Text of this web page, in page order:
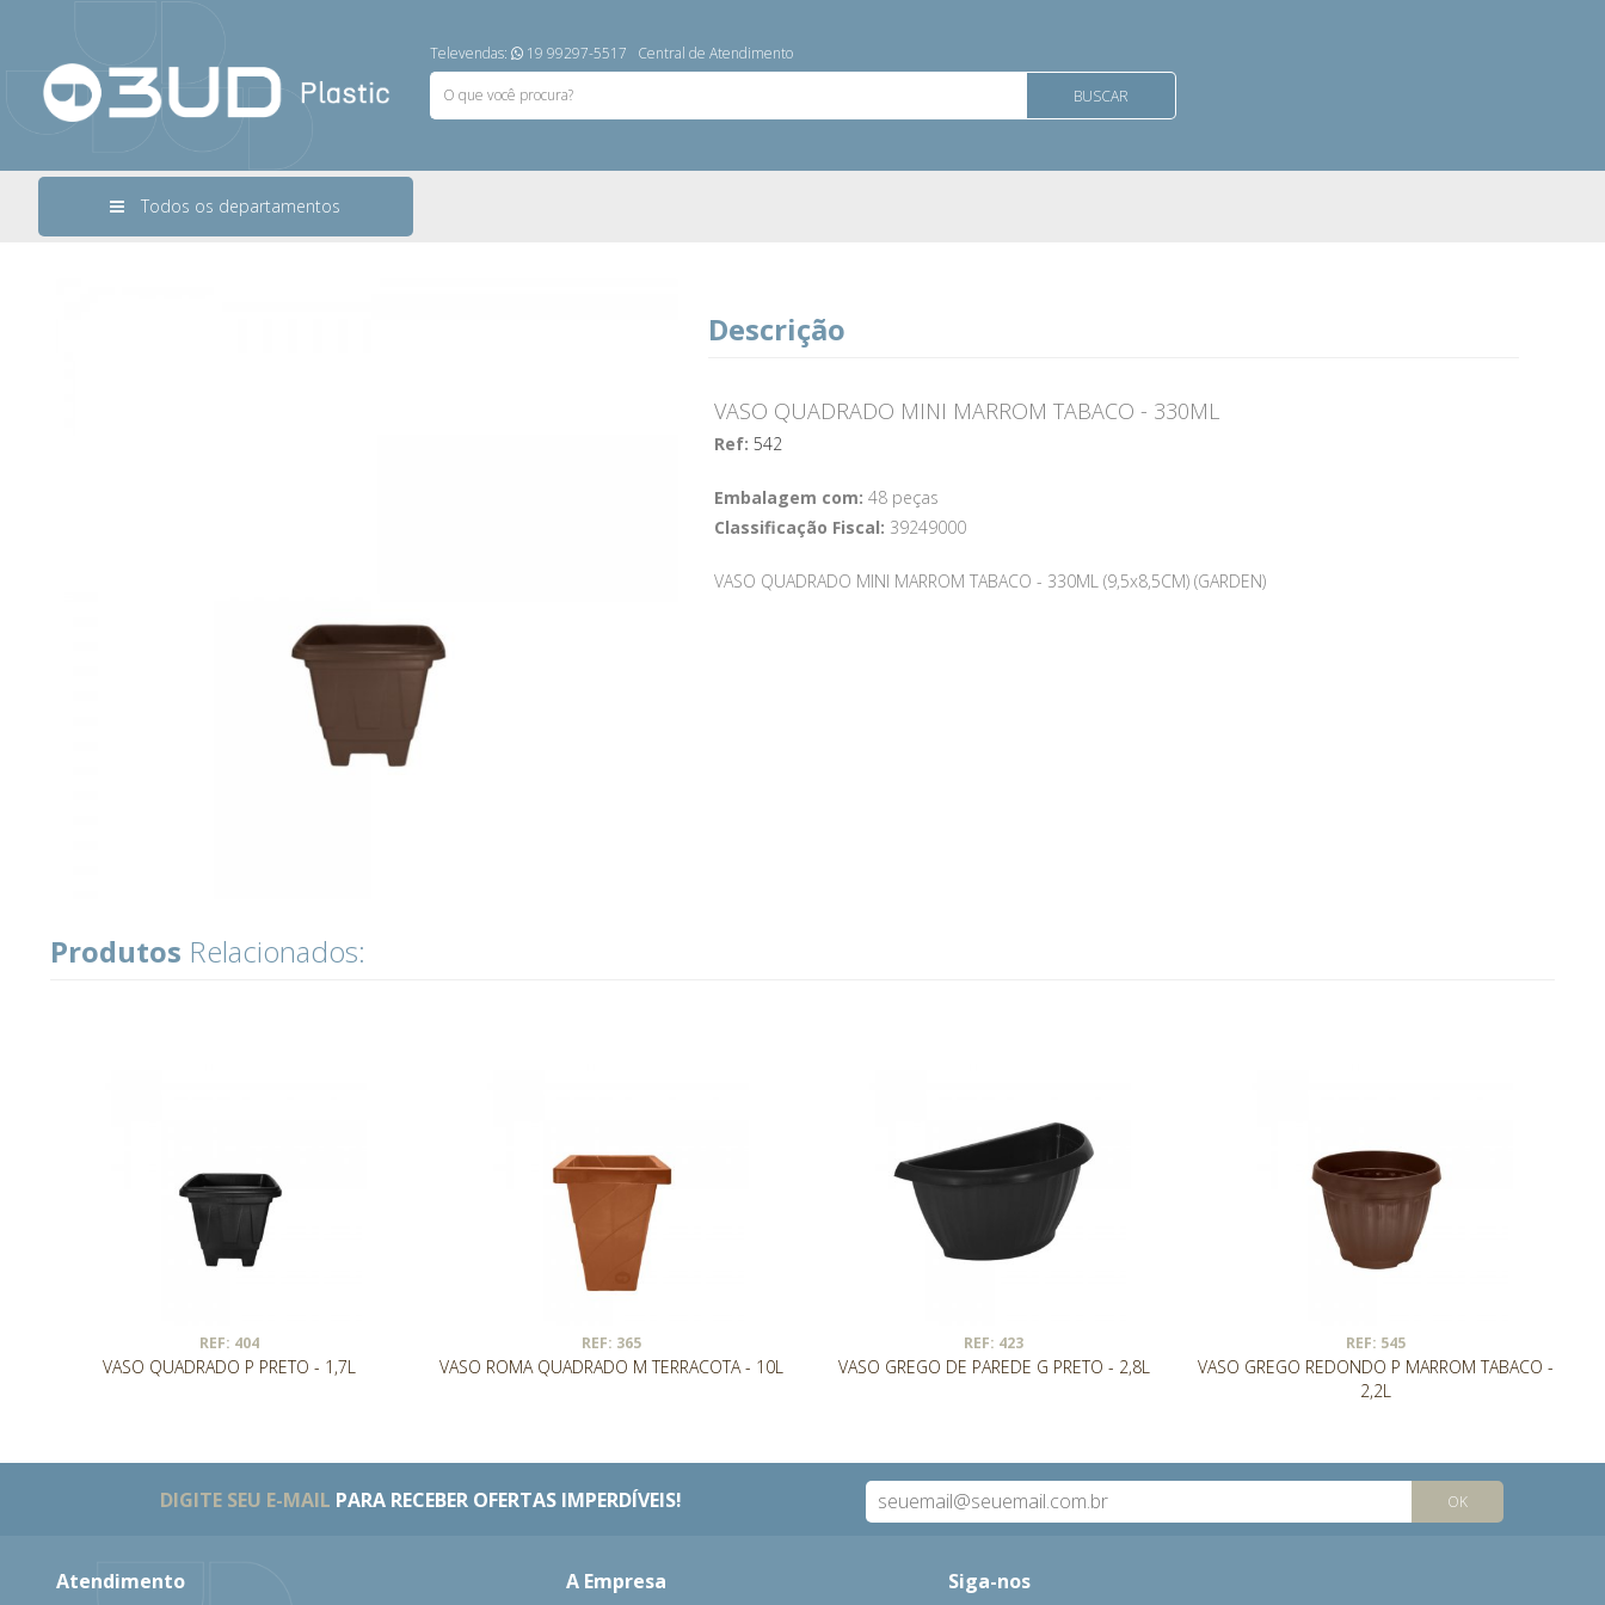
Televendas: 19 99297-5517 Central de Atendimento
BUSCAR
Todos os departamentos
Descrição
VASO QUADRADO MINI MARROM TABACO - 330ML
Ref: 542
Embalagem com: 48 peças
Classificação Fiscal: 39249000
VASO QUADRADO MINI MARROM TABACO - 330ML (9,5x8,5CM) (GARDEN)
Produtos Relacionados:
REF: 404
VASO QUADRADO P PRETO - 1,7L
REF: 365
VASO ROMA QUADRADO M TERRACOTA - 10L
REF: 423
VASO GREGO DE PAREDE G PRETO - 2,8L
REF: 545
VASO GREGO REDONDO P MARROM TABACO -
2,2L
DIGITE SEU E-MAIL PARA RECEBER OFERTAS IMPERDÍVEIS! OK
Atendimento A Empresa Siga-nos